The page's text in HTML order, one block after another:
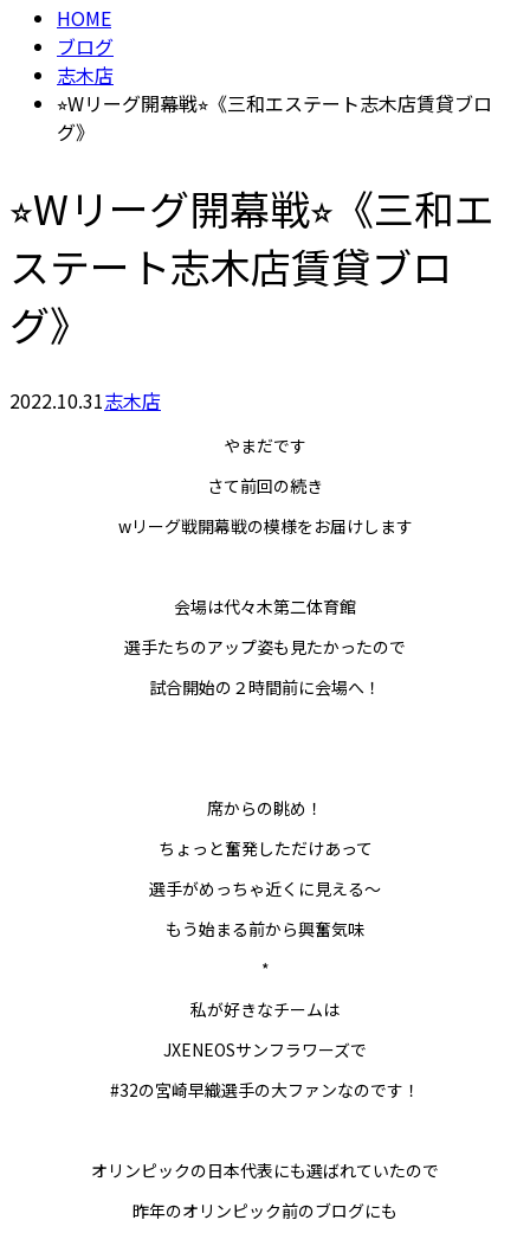
HOME
ブログ
志木店
⭐︎Wリーグ開幕戦⭐︎《三和エステート志木店賃貸ブロ
グ》
⭐︎Wリーグ開幕戦⭐︎《三和エ
ステート志木店賃貸ブロ
グ》
2022.10.31志木店
やまだです
さて前回の続き
wリーグ戦開幕戦の模様をお届けします
会場は代々木第二体育館
選手たちのアップ姿も見たかったので
試合開始の２時間前に会場へ！
席からの眺め！
ちょっと奮発しただけあって
選手がめっちゃ近くに見える〜
もう始まる前から興奮気味
*
私が好きなチームは
JXENEOSサンフラワーズで
#32の宮崎早織選手の大ファンなのです！
オリンピックの日本代表にも選ばれていたので
昨年のオリンピック前のブログにも